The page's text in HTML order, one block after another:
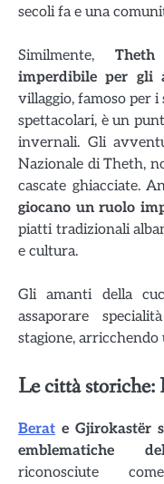
secoli fa e una
Similmente,
imperdibile per gli
villaggio, famoso per i
spettacolari, è un
invernali. Gli
Nazionale di Theth,
cascate ghiacciate.
giocano un ruolo
piatti tradizionali
e cultura.
Gli amanti della
assaporare
stagione,
Le città storiche:
Berat e Gjirokastër
emblematiche
riconosciute